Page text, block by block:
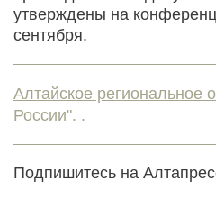
утверждены на
сентября.
Алтайское региональное
России". .
Подпишитесь на